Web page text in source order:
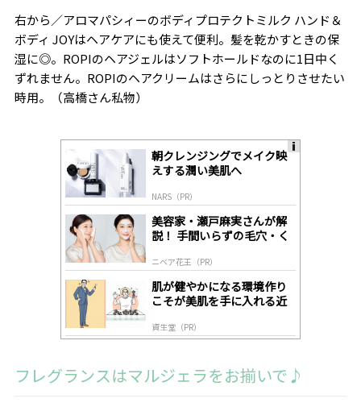
右から／アロマパシィーのボディプロテクトミルク ハンド＆
ボディ JOYはヘアケアにも使えて便利。髪を乾かすときの保
湿に◎。 ROPIのヘアジェルはソフトホールドなのに1日中く
ずれません。 ROPIのヘアクリームはさらにしっとりさせたい
時用。（高橋さん私物）
朝クレンジングでメイク映
えする潤い美肌へ
NARS（PR）
美容家・瀬戸麻実さんが解
説！ 手間いらずの毛穴・く
ニベア花王（PR）
肌が健やかになる環境作り
こそが美肌を手に入れる近
資生堂（PR）
フレグランスはマルジェラをお揃いで♪